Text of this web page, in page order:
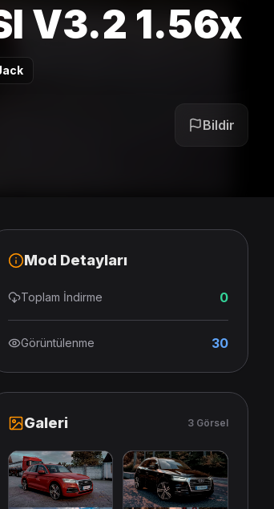
V3.2 1.56x
Bildir
Mod Detayları
Toplam İndirme 0
Görüntülenme 30
Galeri 3 Görsel